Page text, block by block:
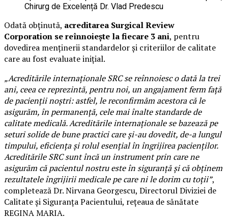
Chirurg de Excelență Dr. Vlad Predescu
Odată obținută, acreditarea Surgical Review
Corporation se reînnoiește la fiecare 3 ani, pentru
dovedirea menținerii standardelor și criteriilor de calitate
care au fost evaluate inițial.
„Acreditările internaționale SRC se reînnoiesc o dată la trei
ani, ceea ce reprezintă, pentru noi, un angajament ferm față
de pacienții noștri: astfel, le reconfirmăm acestora că le
asigurăm, în permanență, cele mai înalte standarde de
calitate medicală. Acreditările internaționale se bazează pe
seturi solide de bune practici care și-au dovedit, de-a lungul
timpului, eficiența și rolul esențial în îngrijirea pacienților.
Acreditările SRC sunt încă un instrument prin care ne
asigurăm că pacientul nostru este în siguranță și că obținem
rezultatele îngrijirii medicale pe care ni le dorim cu toții”,
completează Dr. Nirvana Georgescu, Directorul Diviziei de
Calitate și Siguranța Pacientului, rețeaua de sănătate
REGINA MARIA.